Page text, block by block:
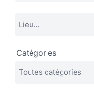
Catégories